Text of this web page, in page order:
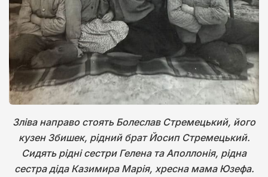
Зліва направо стоять Болеслав Стремецький, його
кузен Збишек, рідний брат Йосип Стремецький.
Сидять рідні сестри Гелена та Аполлонія, рідна
сестра діда Казимира Марія, хресна мама Юзефа.